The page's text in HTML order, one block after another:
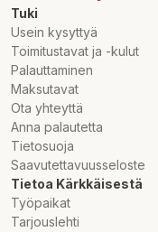
Tuki
Usein kysyttyä
Toimitustavat ja -kulut
Palauttaminen
Maksutavat
Ota yhteyttä
Anna palautetta
Tietosuoja
Saavutettavuusseloste
Tietoa Kärkkäisestä
Työpaikat
Tarjouslehti